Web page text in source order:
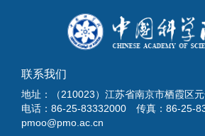
联系我们
地址：（210023）江苏省南京市栖霞区
电话：86-25-83332000 传真：86-25-
pmoo@pmo.ac.cn